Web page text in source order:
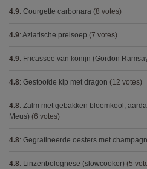
4.9: Courgette carbonara (8 votes)
4.9: Aziatische preisoep (7 votes)
4.9: Fricassee van konijn (Gordon
4.8: Gestoofde kip met dragon (12 votes)
4.8: Zalm met gebakken bloemkool,
Meus) (6 votes)
4.8: Gegratineerde oesters met
4.8: Linzenbolognese (slowcooker) (5